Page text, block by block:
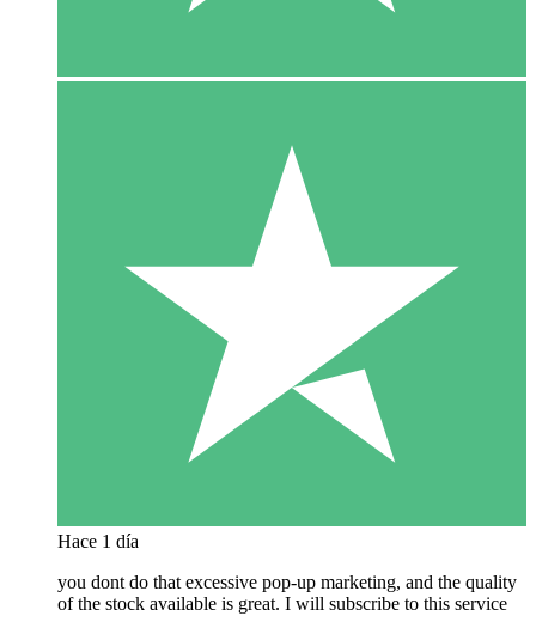
Hace 1 día
you dont do that excessive pop-up marketing, and the quality
of the stock available is great. I will subscribe to this service